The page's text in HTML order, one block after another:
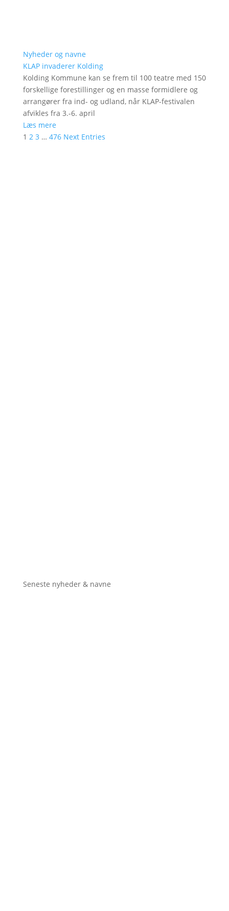
Nyheder og navne
KLAP invaderer Kolding
Kolding Kommune kan se frem til 100 teatre med 150
forskellige forestillinger og en masse formidlere og
arrangører fra ind- og udland, når KLAP-festivalen
afvikles fra 3.-6. april
Læs mere
1 2 3 … 476 Next Entries
Seneste nyheder & navne